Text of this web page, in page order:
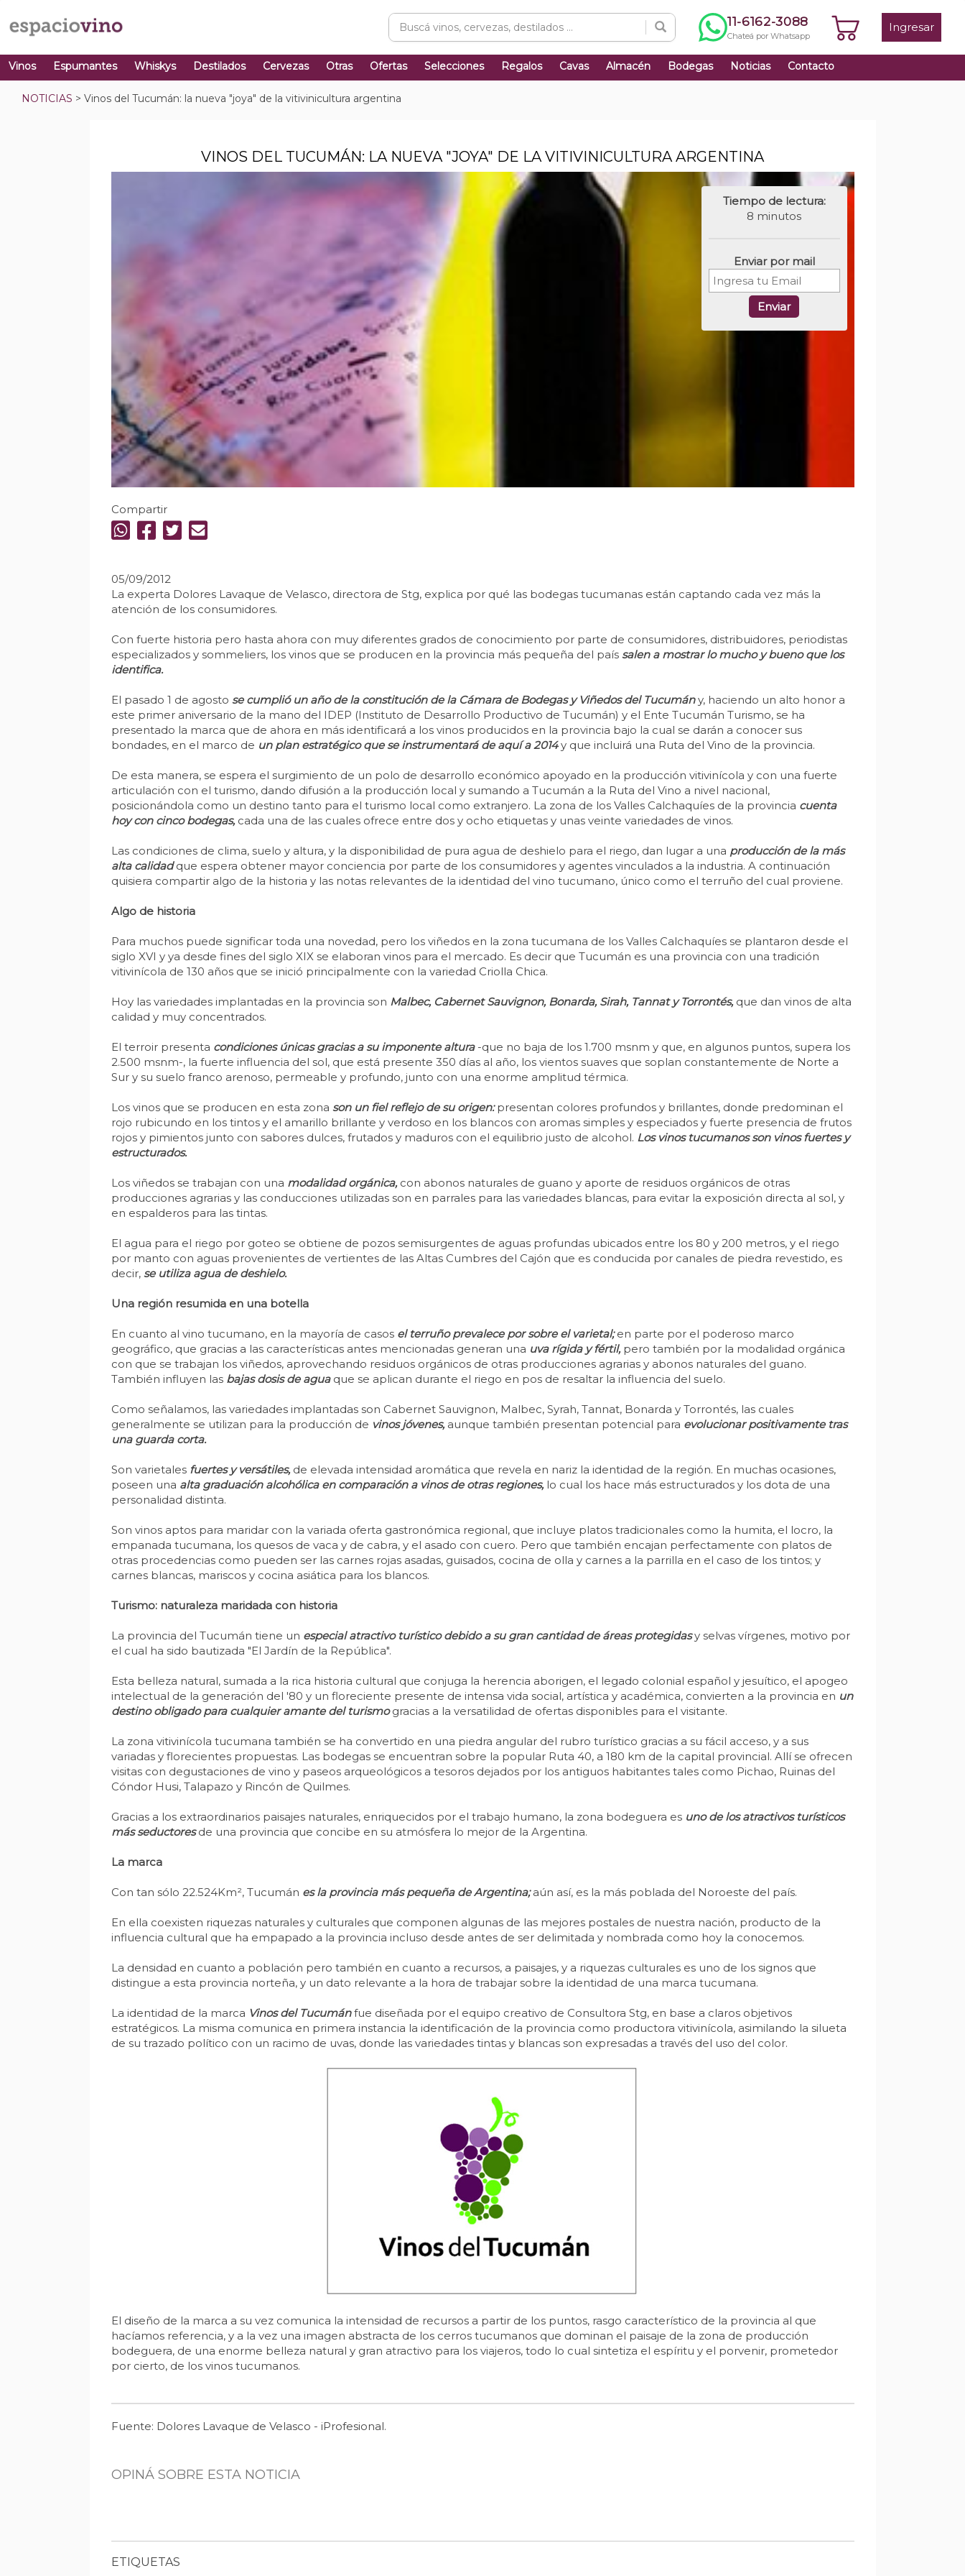
11-6162-3088
Chateá por Whatsapp
Ingresar
Vinos Espumantes Whiskys Destilados Cervezas Otras Ofertas Selecciones Regalos Cavas Almacén Bodegas Noticias Contacto
NOTICIAS > Vinos del Tucumán: la nueva "joya" de la vitivinicultura argentina
VINOS DEL TUCUMÁN: LA NUEVA "JOYA" DE LA VITIVINICULTURA ARGENTINA
Tiempo de lectura:
8 minutos
Enviar por mail
Enviar
Compartir
05/09/2012
La experta Dolores Lavaque de Velasco, directora de Stg, explica por qué las bodegas tucumanas están captando cada vez más la
atención de los consumidores.
Con fuerte historia pero hasta ahora con muy diferentes grados de conocimiento por parte de consumidores, distribuidores, periodistas
especializados y sommeliers, los vinos que se producen en la provincia más pequeña del país salen a mostrar lo mucho y bueno que los
identifica.
El pasado 1 de agosto se cumplió un año de la constitución de la Cámara de Bodegas y Viñedos del Tucumány, haciendo un alto honor a
este primer aniversario de la mano del IDEP (Instituto de Desarrollo Productivo de Tucumán) y el Ente Tucumán Turismo, se ha
presentado la marca que de ahora en más identificará a los vinos producidos en la provincia bajo la cual se darán a conocer sus
bondades, en el marco de un plan estratégico que se instrumentará de aquí a 2014y que incluirá una Ruta del Vino de la provincia.
De esta manera, se espera el surgimiento de un polo de desarrollo económico apoyado en la producción vitivinícola y con una fuerte
articulación con el turismo, dando difusión a la producción local y sumando a Tucumán a la Ruta del Vino a nivel nacional,
posicionándola como un destino tanto para el turismo local como extranjero. La zona de los Valles Calchaquíes de la provincia cuenta
hoy con cinco bodegas,cada una de las cuales ofrece entre dos y ocho etiquetas y unas veinte variedades de vinos.
Las condiciones de clima, suelo y altura, y la disponibilidad de pura agua de deshielo para el riego, dan lugar a una producción de la más
alta calidadque espera obtener mayor conciencia por parte de los consumidores y agentes vinculados a la industria. A continuación
quisiera compartir algo de la historia y las notas relevantes de la identidad del vino tucumano, único como el terruño del cual proviene.
Algo de historia
Para muchos puede significar toda una novedad, pero los viñedos en la zona tucumana de los Valles Calchaquíes se plantaron desde el
siglo XVI y ya desde fines del siglo XIX se elaboran vinos para el mercado. Es decir que Tucumán es una provincia con una tradición
vitivinícola de 130 años que se inició principalmente con la variedad Criolla Chica.
Hoy las variedades implantadas en la provincia son Malbec, Cabernet Sauvignon, Bonarda, Sirah, Tannat y Torrontés,que dan vinos de alta
calidad y muy concentrados.
El terroir presenta condiciones únicas gracias a su imponente altura-que no baja de los 1.700 msnm y que, en algunos puntos, supera los
2.500 msnm-, la fuerte influencia del sol, que está presente 350 días al año, los vientos suaves que soplan constantemente de Norte a
Sur y su suelo franco arenoso, permeable y profundo, junto con una enorme amplitud térmica.
Los vinos que se producen en esta zona son un fiel reflejo de su origen:presentan colores profundos y brillantes, donde predominan el
rojo rubicundo en los tintos y el amarillo brillante y verdoso en los blancos con aromas simples y especiados y fuerte presencia de frutos
rojos y pimientos junto con sabores dulces, frutados y maduros con el equilibrio justo de alcohol. Los vinos tucumanos son vinos fuertes y
estructurados.
Los viñedos se trabajan con una modalidad orgánica,con abonos naturales de guano y aporte de residuos orgánicos de otras
producciones agrarias y las conducciones utilizadas son en parrales para las variedades blancas, para evitar la exposición directa al sol, y
en espalderos para las tintas.
El agua para el riego por goteo se obtiene de pozos semisurgentes de aguas profundas ubicados entre los 80 y 200 metros, y el riego
por manto con aguas provenientes de vertientes de las Altas Cumbres del Cajón que es conducida por canales de piedra revestido, es
decir, se utiliza agua de deshielo.
Una región resumida en una botella
En cuanto al vino tucumano, en la mayoría de casos el terruño prevalece por sobre el varietal;en parte por el poderoso marco
geográfico, que gracias a las características antes mencionadas generan una uva rígida y fértil,pero también por la modalidad orgánica
con que se trabajan los viñedos, aprovechando residuos orgánicos de otras producciones agrarias y abonos naturales del guano.
También influyen las bajas dosis de aguaque se aplican durante el riego en pos de resaltar la influencia del suelo.
Como señalamos, las variedades implantadas son Cabernet Sauvignon, Malbec, Syrah, Tannat, Bonarda y Torrontés, las cuales
generalmente se utilizan para la producción de vinos jóvenes,aunque también presentan potencial para evolucionar positivamente tras
una guarda corta.
Son varietales fuertes y versátiles,de elevada intensidad aromática que revela en nariz la identidad de la región. En muchas ocasiones,
poseen una alta graduación alcohólica en comparación a vinos de otras regiones,lo cual los hace más estructurados y los dota de una
personalidad distinta.
Son vinos aptos para maridar con la variada oferta gastronómica regional, que incluye platos tradicionales como la humita, el locro, la
empanada tucumana, los quesos de vaca y de cabra, y el asado con cuero. Pero que también encajan perfectamente con platos de
otras procedencias como pueden ser las carnes rojas asadas, guisados, cocina de olla y carnes a la parrilla en el caso de los tintos; y
carnes blancas, mariscos y cocina asiática para los blancos.
Turismo: naturaleza maridada con historia
La provincia del Tucumán tiene un especial atractivo turístico debido a su gran cantidad de áreas protegidasy selvas vírgenes, motivo por
el cual ha sido bautizada "El Jardín de la República".
Esta belleza natural, sumada a la rica historia cultural que conjuga la herencia aborigen, el legado colonial español y jesuítico, el apogeo
intelectual de la generación del '80 y un floreciente presente de intensa vida social, artística y académica, convierten a la provincia en un
destino obligado para cualquier amante del turismogracias a la versatilidad de ofertas disponibles para el visitante.
La zona vitivinícola tucumana también se ha convertido en una piedra angular del rubro turístico gracias a su fácil acceso, y a sus
variadas y florecientes propuestas. Las bodegas se encuentran sobre la popular Ruta 40, a 180 km de la capital provincial. Allí se ofrecen
visitas con degustaciones de vino y paseos arqueológicos a tesoros dejados por los antiguos habitantes tales como Pichao, Ruinas del
Cóndor Husi, Talapazo y Rincón de Quilmes.
Gracias a los extraordinarios paisajes naturales, enriquecidos por el trabajo humano, la zona bodeguera es uno de los atractivos turísticos
más seductoresde una provincia que concibe en su atmósfera lo mejor de la Argentina.
La marca
Con tan sólo 22.524Km², Tucumán es la provincia más pequeña de Argentina;aún así, es la más poblada del Noroeste del país.
En ella coexisten riquezas naturales y culturales que componen algunas de las mejores postales de nuestra nación, producto de la
influencia cultural que ha empapado a la provincia incluso desde antes de ser delimitada y nombrada como hoy la conocemos.
La densidad en cuanto a población pero también en cuanto a recursos, a paisajes, y a riquezas culturales es uno de los signos que
distingue a esta provincia norteña, y un dato relevante a la hora de trabajar sobre la identidad de una marca tucumana.
La identidad de la marca Vinos del Tucumánfue diseñada por el equipo creativo de Consultora Stg, en base a claros objetivos
estratégicos. La misma comunica en primera instancia la identificación de la provincia como productora vitivinícola, asimilando la silueta
de su trazado político con un racimo de uvas, donde las variedades tintas y blancas son expresadas a través del uso del color.
El diseño de la marca a su vez comunica la intensidad de recursos a partir de los puntos, rasgo característico de la provincia al que
hacíamos referencia, y a la vez una imagen abstracta de los cerros tucumanos que dominan el paisaje de la zona de producción
bodeguera, de una enorme belleza natural y gran atractivo para los viajeros, todo lo cual sintetiza el espíritu y el porvenir, prometedor
por cierto, de los vinos tucumanos.
Fuente: Dolores Lavaque de Velasco - iProfesional.
OPINÁ SOBRE ESTA NOTICIA
ETIQUETAS